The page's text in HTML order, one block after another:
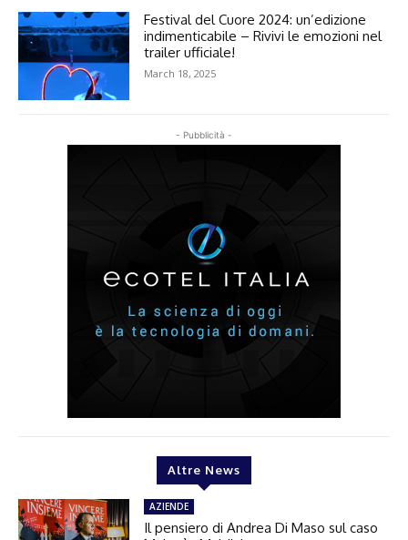
Festival del Cuore 2024: un’edizione
indimenticabile – Rivivi le emozioni nel
trailer ufficiale!
March 18, 2025
- Pubblicità -
Altre News
AZIENDE
Il pensiero di Andrea Di Maso sul caso